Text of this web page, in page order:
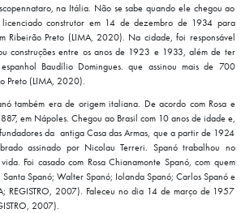
na Itália. Não se sabe quando ele chegou ao
construtor em 14 de dezembro de 1934 para
Ribeirão Preto (LIMA, 2020). Na cidade, foi responsável
construções entre os anos de 1923 e 1933, além de ter
Baudílio Domingues. que assinou mais de 700
Preto (LIMA, 2020).
também era de origem italiana. De acordo com Rosa e
em Nápoles. Chegou ao Brasil com 10 anos de idade e,
da antiga Casa das Armas, que a partir de 1924
assinado porNicolau Terreri. Spanó trabalhou no
Foi casado com Rosa Chianamonte Spanó, com quem
Santa Spanó; Walter Spanó; Iolanda Spanó; Carlos Spanó e
REGISTRO, 2007). Faleceu no dia 14 de março de 1957
2007).